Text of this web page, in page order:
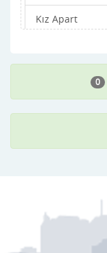
Zara
Kız Apart
Kız Pansiyonları
0